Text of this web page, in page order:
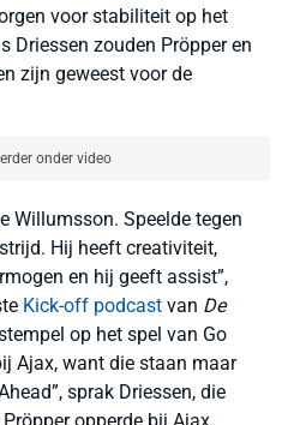
voor stabiliteit op het
Driessen zouden Pröpper en
zijn geweest voor de
onder video
Willumsson. Speelde tegen
Hij heeft creativiteit,
en hij geeft assist”,
Kick-off podcast van De
op het spel van Go
Ajax, want die staan maar
sprak Driessen, die